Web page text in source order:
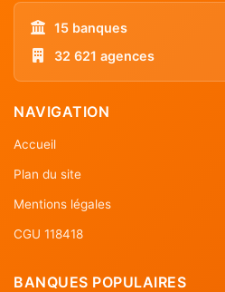
15 banques
32 621 agences
NAVIGATION
Accueil
Plan du site
Mentions légales
CGU 118418
BANQUES POPULAIRES